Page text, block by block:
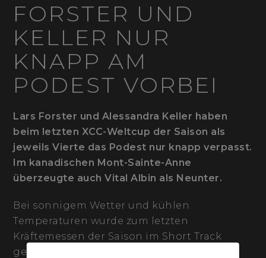
FORSTER UND
KELLER NUR
KNAPP AM
PODEST VORBEI
Lars Forster und Alessandra Keller haben
beim letzten XCC-Weltcup der Saison als
jeweils Vierte das Podest nur knapp verpasst.
Im kanadischen Mont-Sainte-Anne
überzeugte auch Vital Albin als Neunter.
Bei sonnigem Wetter und kühlen
Temperaturen wurde zum letzten
Kräftemessen der Saison im Short Track
gestartet. Die Strecke präsentierte sich